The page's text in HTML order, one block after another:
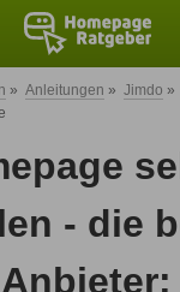
» Anleitungen » Jimdo »
- die
Anbieter: